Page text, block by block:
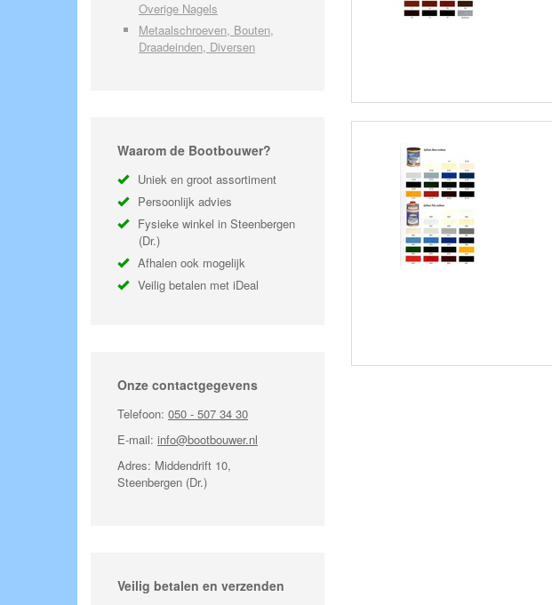
Overige Nagels
Metaalschroeven, Bouten,
Draadeinden, Diversen
Waarom de Bootbouwer?
Uniek en groot assortiment
Persoonlijk advies
Fysieke winkel in Steenbergen
(Dr.)
Afhalen ook mogelijk
Veilig betalen met iDeal
Onze contactgegevens
Telefoon: 050 - 507 34 30
E-mail: info@bootbouwer.nl
Adres: Middendrift 10,
Steenbergen (Dr.)
Veilig betalen en verzenden